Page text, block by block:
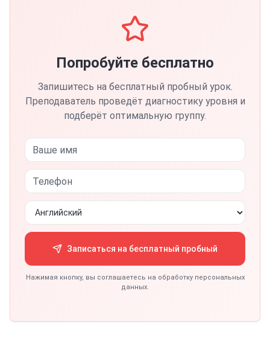
Попробуйте бесплатно
Запишитесь на бесплатный пробный урок.
Преподаватель проведёт диагностику уровня и
подберёт оптимальную группу.
Записаться на бесплатный пробный
Нажимая кнопку, вы соглашаетесь на обработку персональных
данных.